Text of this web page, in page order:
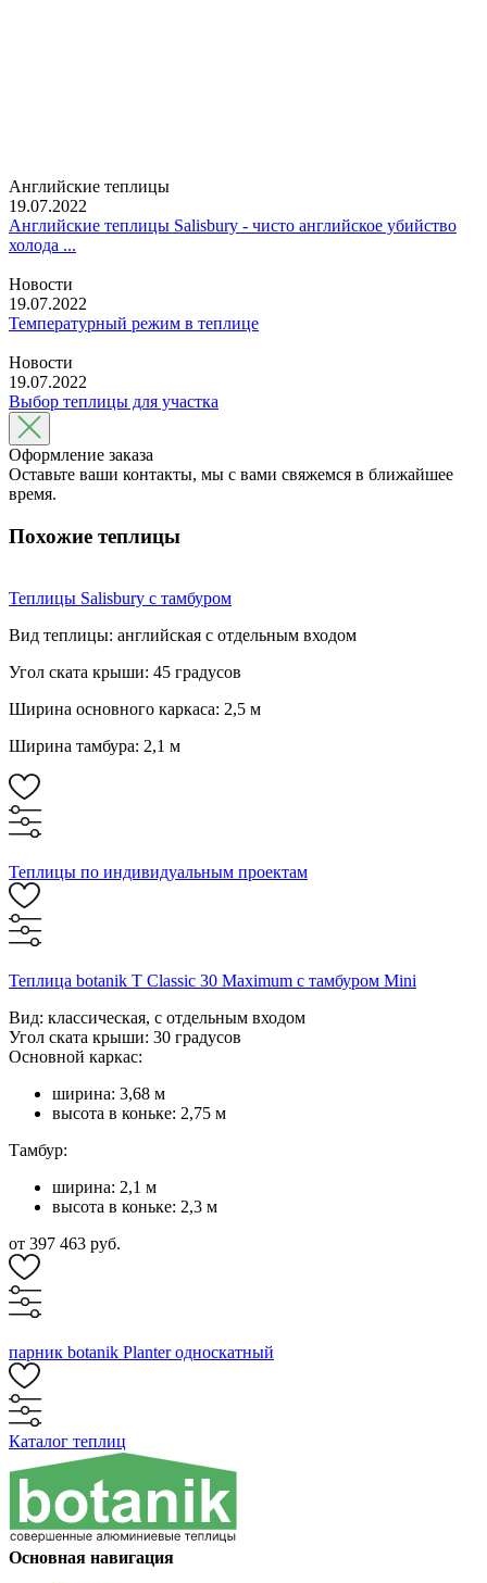
Английские теплицы
19.07.2022
Английские теплицы Salisbury - чисто английское убийство
холода ...
Новости
19.07.2022
Температурный режим в теплице
Новости
19.07.2022
Выбор теплицы для участка
Оформление заказа
Оставьте ваши контакты, мы с вами свяжемся в ближайшее
время.
Похожие теплицы
Теплицы Salisbury с тамбуром
Вид теплицы: английская с отдельным входом
Угол ската крыши: 45 градусов
Ширина основного каркаса: 2,5 м
Ширина тамбура: 2,1 м
Теплицы по индивидуальным проектам
Теплица botanik T Classic 30 Maximum с тамбуром Mini
Вид: классическая, с отдельным входом
Угол ската крыши: 30 градусов
Основной каркас:
ширина: 3,68 м
высота в коньке: 2,75 м
Тамбур:
ширина: 2,1 м
высота в коньке: 2,3 м
от 397 463 руб.
парник botanik Planter односкатный
Каталог теплиц
Основная навигация